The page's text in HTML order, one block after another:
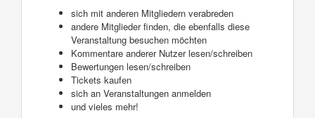
sich mit anderen Mitgliedern verabreden
andere Mitglieder finden, die ebenfalls diese
Veranstaltung besuchen möchten
Kommentare anderer Nutzer lesen/schreiben
Bewertungen lesen/schreiben
Tickets kaufen
sich an Veranstaltungen anmelden
und vieles mehr!